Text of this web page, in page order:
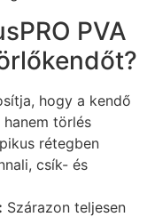
PVA
hogy a kendő
törlés
rétegben
csík- és
Szárazon teljesen